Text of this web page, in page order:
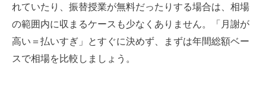
れていたり、振替授業が無料だったりする場合は、相場
の範囲内に収まるケースも少なくありません。「月謝が
高い＝払いすぎ」とすぐに決めず、まずは年間総額ベー
スで相場を比較しましょう。